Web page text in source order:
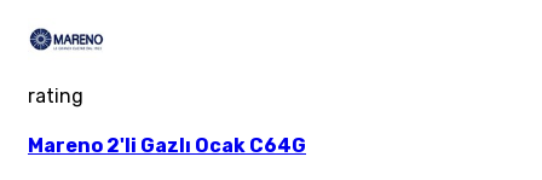
rating
Mareno 2'li Gazlı Ocak C64G